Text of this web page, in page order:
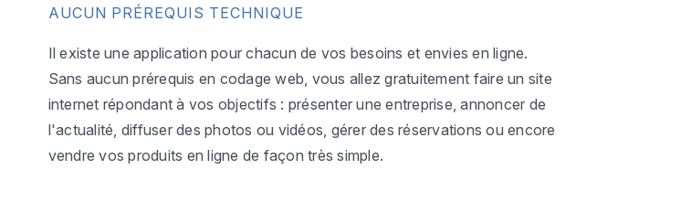
AUCUN PRÉREQUIS TECHNIQUE
Il existe une application pour chacun de vos besoins et envies en ligne.
Sans aucun prérequis en codage web, vous allez gratuitement faire un site
internet répondant à vos objectifs : présenter une entreprise, annoncer de
l'actualité, diffuser des photos ou vidéos, gérer des réservations ou encore
vendre vos produits en ligne de façon très simple.